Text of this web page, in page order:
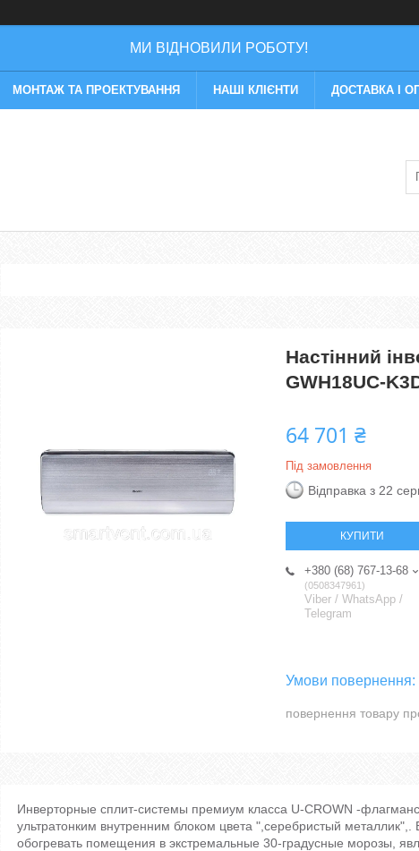
МИ ВІДНОВИЛИ РОБОТУ!
МОНТАЖ ТА ПРОЕКТУВАННЯ НАШІ КЛІЄНТИ ДОСТАВКА І
Настінний
GWH18UC-
64 701 ₴
Під замовлення
Відправка з 22
КУПИТИ
+380 (68) 767-13-68
0508347961
Viber / WhatsApp /
Telegram
повернення товару
Инверторные сплит-системы премиум класса U-CROWN -
ультратонким внутренним блоком цвета ",серебристый
обогревать помещения в экстремальные 30-градусные морозы,